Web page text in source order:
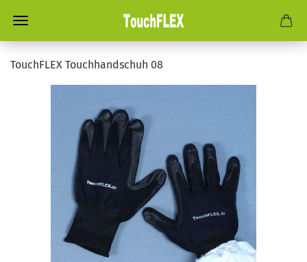
TouchFLEX Touchhandschuh 08